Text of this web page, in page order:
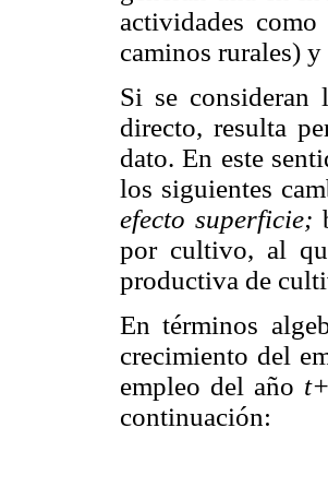
actividades
caminos rurales)
Si se consideran
directo, resulta
dato. En este
los siguientes
efecto superficie;
por cultivo, al
productiva de
En términos
crecimiento del
empleo del año
continuación: